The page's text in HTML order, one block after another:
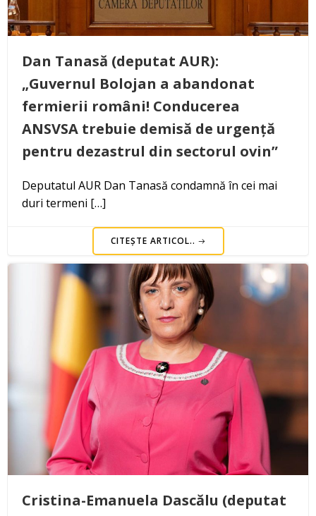
Dan Tanasă (deputat AUR):
„Guvernul Bolojan a abandonat
fermierii români! Conducerea
ANSVSA trebuie demisă de urgență
pentru dezastrul din sectorul ovin”
Deputatul AUR Dan Tanasă condamnă în cei mai
duri termeni […]
CITEȘTE ARTICOL..
Cristina-Emanuela Dascălu (deputat